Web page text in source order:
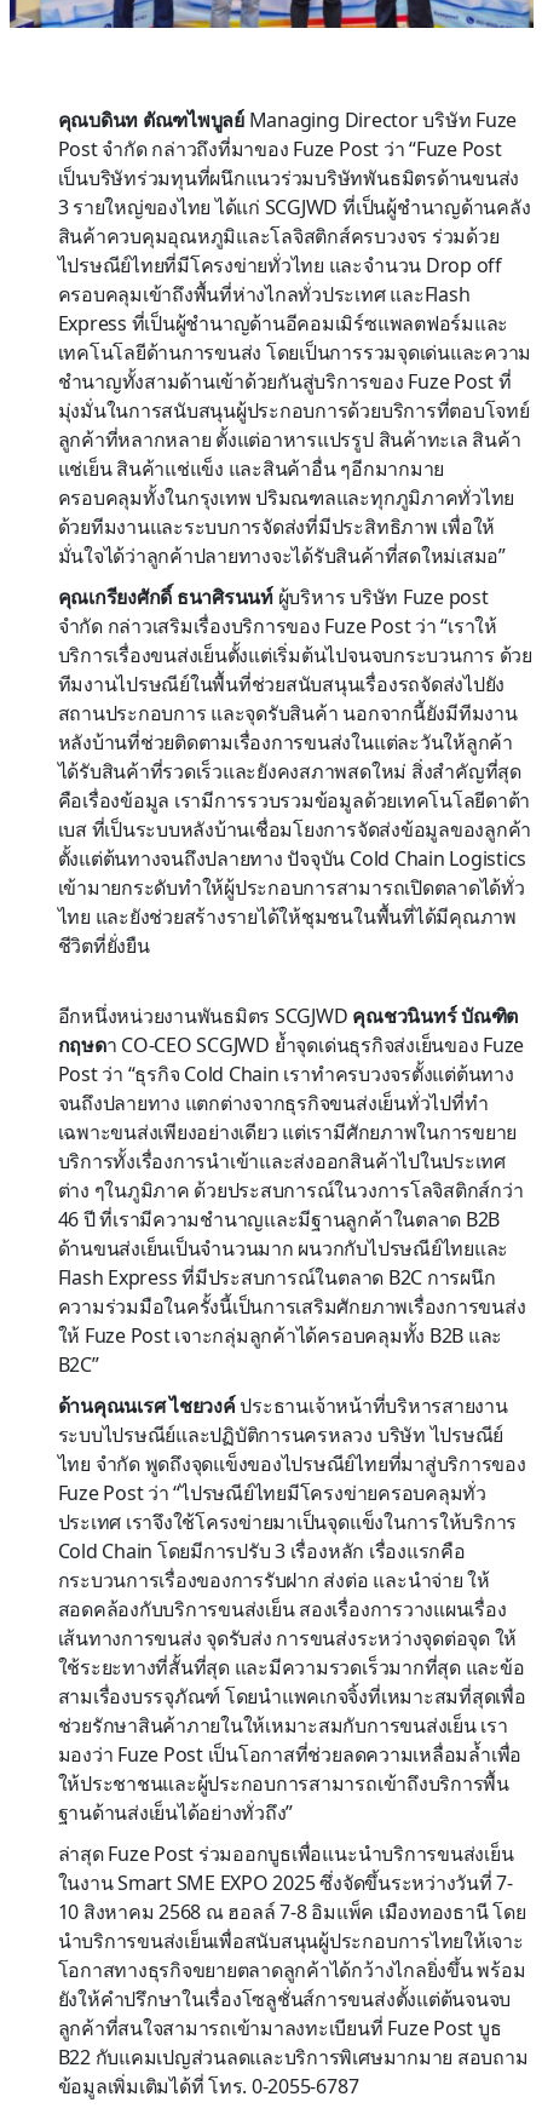
คุณบดินท ตัณฑไพบูลย์Managing Director บริษัท Fuze
Post จำกัด กล่าวถึงที่มาของ Fuze Post ว่า “Fuze Post
เป็นบริษัทร่วมทุนที่ผนึกแนวร่วมบริษัทพันธมิตรด้านขนส่ง
3 รายใหญ่ของไทย ได้แก่ SCGJWD ที่เป็นผู้ชำนาญด้านคลัง
สินค้าควบคุมอุณหภูมิและโลจิสติกส์ครบวงจร ร่วมด้วย
ไปรษณีย์ไทยที่มีโครงข่ายทั่วไทย และจำนวน Drop off
ครอบคลุมเข้าถึงพื้นที่ห่างไกลทั่วประเทศ และFlash
Express ที่เป็นผู้ชำนาญด้านอีคอมเมิร์ซแพลตฟอร์มและ
เทคโนโลยีด้านการขนส่ง โดยเป็นการรวมจุดเด่นและความ
ชำนาญทั้งสามด้านเข้าด้วยกันสู่บริการของ Fuze Post ที่
มุ่งมั่นในการสนับสนุนผู้ประกอบการด้วยบริการที่ตอบโจทย์
ลูกค้าที่หลากหลาย ตั้งแต่อาหารแปรรูป สินค้าทะเล สินค้า
แช่เย็น สินค้าแช่แข็ง และสินค้าอื่น ๆอีกมากมาย
ครอบคลุมทั้งในกรุงเทพ ปริมณฑลและทุกภูมิภาคทั่วไทย
ด้วยทีมงานและระบบการจัดส่งที่มีประสิทธิภาพ เพื่อให้
มั่นใจได้ว่าลูกค้าปลายทางจะได้รับสินค้าที่สดใหม่เสมอ”
คุณเกรียงศักดิ์ ธนาศิรนนท์ผู้บริหาร บริษัท Fuze post
จำกัด กล่าวเสริมเรื่องบริการของ Fuze Post ว่า “เราให้
บริการเรื่องขนส่งเย็นตั้งแต่เริ่มต้นไปจนจบกระบวนการ ด้วย
ทีมงานไปรษณีย์ในพื้นที่ช่วยสนับสนุนเรื่องรถจัดส่งไปยัง
สถานประกอบการ และจุดรับสินค้า นอกจากนี้ยังมีทีมงาน
หลังบ้านที่ช่วยติดตามเรื่องการขนส่งในแต่ละวันให้ลูกค้า
ได้รับสินค้าที่รวดเร็วและยังคงสภาพสดใหม่ สิ่งสำคัญที่สุด
คือเรื่องข้อมูล เรามีการรวบรวมข้อมูลด้วยเทคโนโลยีดาต้า
เบส ที่เป็นระบบหลังบ้านเชื่อมโยงการจัดส่งข้อมูลของลูกค้า
ตั้งแต่ต้นทางจนถึงปลายทาง ปัจจุบัน Cold Chain Logistics
เข้ามายกระดับทำให้ผู้ประกอบการสามารถเปิดตลาดได้ทั่ว
ไทย และยังช่วยสร้างรายได้ให้ชุมชนในพื้นที่ได้มีคุณภาพ
ชีวิตที่ยั่งยืน
อีกหนึ่งหน่วยงานพันธมิตร SCGJWD คุณชวนินทร์ บัณฑิต
กฤษดา CO-CEO SCGJWD ย้ำจุดเด่นธุรกิจส่งเย็นของ Fuze
Post ว่า “ธุรกิจ Cold Chain เราทำครบวงจรตั้งแต่ต้นทาง
จนถึงปลายทาง แตกต่างจากธุรกิจขนส่งเย็นทั่วไปที่ทำ
เฉพาะขนส่งเพียงอย่างเดียว แต่เรามีศักยภาพในการขยาย
บริการทั้งเรื่องการนำเข้าและส่งออกสินค้าไปในประเทศ
ต่าง ๆในภูมิภาค ด้วยประสบการณ์ในวงการโลจิสติกส์กว่า
46 ปี ที่เรามีความชำนาญและมีฐานลูกค้าในตลาด B2B
ด้านขนส่งเย็นเป็นจำนวนมาก ผนวกกับไปรษณีย์ไทยและ
Flash Express ที่มีประสบการณ์ในตลาด B2C การผนึก
ความร่วมมือในครั้งนี้เป็นการเสริมศักยภาพเรื่องการขนส่ง
ให้ Fuze Post เจาะกลุ่มลูกค้าได้ครอบคลุมทั้ง B2B และ
B2C”
ด้านคุณนเรศ ไชยวงค์ประธานเจ้าหน้าที่บริหารสายงาน
ระบบไปรษณีย์และปฏิบัติการนครหลวง บริษัท ไปรษณีย์
ไทย จำกัด พูดถึงจุดแข็งของไปรษณีย์ไทยที่มาสู่บริการของ
Fuze Post ว่า “ไปรษณีย์ไทยมีโครงข่ายครอบคลุมทั่ว
ประเทศ เราจึงใช้โครงข่ายมาเป็นจุดแข็งในการให้บริการ
Cold Chain โดยมีการปรับ 3 เรื่องหลัก เรื่องแรกคือ
กระบวนการเรื่องของการรับฝาก ส่งต่อ และนำจ่าย ให้
สอดคล้องกับบริการขนส่งเย็น สองเรื่องการวางแผนเรื่อง
เส้นทางการขนส่ง จุดรับส่ง การขนส่งระหว่างจุดต่อจุด ให้
ใช้ระยะทางที่สั้นที่สุด และมีความรวดเร็วมากที่สุด และข้อ
สามเรื่องบรรจุภัณฑ์ โดยนำแพคเกจจิ้งที่เหมาะสมที่สุดเพื่อ
ช่วยรักษาสินค้าภายในให้เหมาะสมกับการขนส่งเย็น เรา
มองว่า Fuze Post เป็นโอกาสที่ช่วยลดความเหลื่อมล้ำเพื่อ
ให้ประชาชนและผู้ประกอบการสามารถเข้าถึงบริการพื้น
ฐานด้านส่งเย็นได้อย่างทั่วถึง”
ล่าสุด Fuze Post ร่วมออกบูธเพื่อแนะนำบริการขนส่งเย็น
ในงาน Smart SME EXPO 2025 ซึ่งจัดขึ้นระหว่างวันที่ 7-
10 สิงหาคม 2568 ณ ฮอลล์ 7-8 อิมแพ็ค เมืองทองธานี โดย
นำบริการขนส่งเย็นเพื่อสนับสนุนผู้ประกอบการไทยให้เจาะ
โอกาสทางธุรกิจขยายตลาดลูกค้าได้กว้างไกลยิ่งขึ้น พร้อม
ยังให้คำปรึกษาในเรื่องโซลูชั่นส์การขนส่งตั้งแต่ต้นจนจบ
ลูกค้าที่สนใจสามารถเข้ามาลงทะเบียนที่ Fuze Post บูธ
B22 กับแคมเปญส่วนลดและบริการพิเศษมากมาย สอบถาม
ข้อมูลเพิ่มเติมได้ที่ โทร. 0-2055-6787